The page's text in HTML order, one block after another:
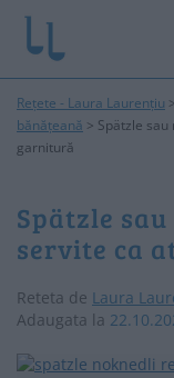
Rețete - Laura Laurențiu >
bănățeană > Spätzle
garnitură
Spätzle
servite ca
Reteta de Laura
Adaugata la